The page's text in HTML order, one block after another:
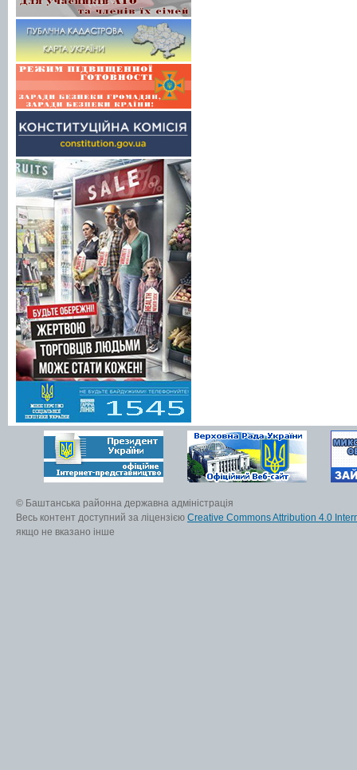
© Баштанська районна державна адміністрація
Весь контент доступний за ліцензією Creative Commons Attribution 4.0
якщо не вказано інше